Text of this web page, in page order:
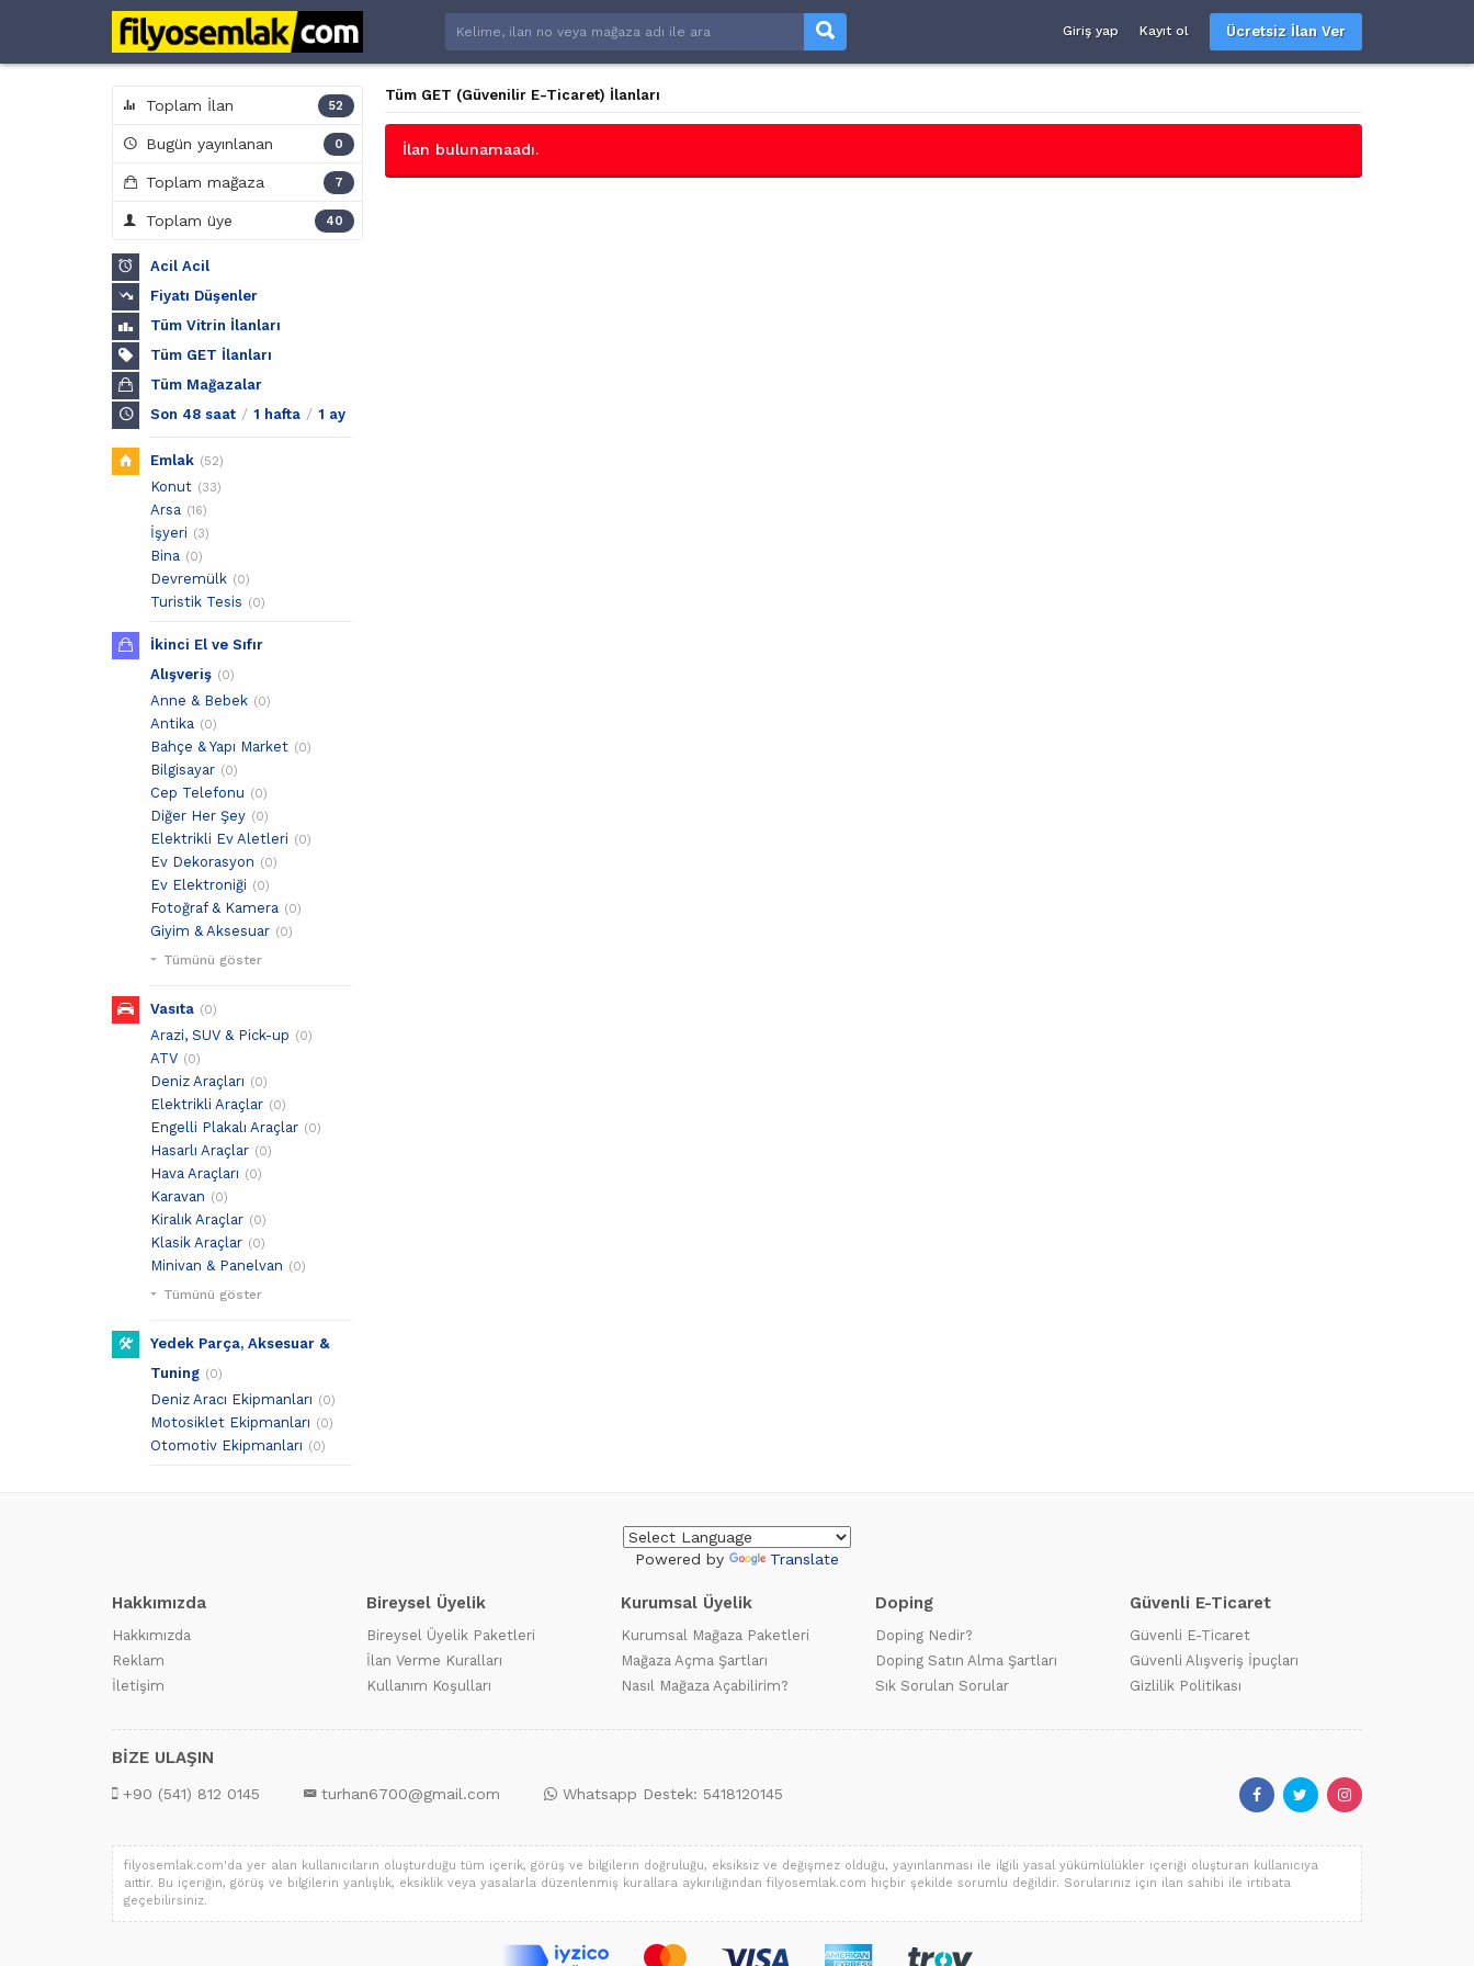
Giriş yap Kayıt ol Ücretsiz İlan Ver
Toplam İlan 52
Bugün yayınlanan 0
Toplam mağaza 7
Toplam üye 40
Acil Acil
Fiyatı Düşenler
Tüm Vitrin İlanları
Tüm GET İlanları
Tüm Mağazalar
Son 48 saat / 1 hafta / 1 ay
Emlak (52)
Konut (33)
Arsa (16)
İşyeri (3)
Bina (0)
Devremülk (0)
Turistik Tesis (0)
İkinci El ve Sıfır
Alışveriş (0)
Anne & Bebek (0)
Antika (0)
Bahçe & Yapı Market (0)
Bilgisayar (0)
Cep Telefonu (0)
Diğer Her Şey (0)
Elektrikli Ev Aletleri (0)
Ev Dekorasyon (0)
Ev Elektroniği (0)
Fotoğraf & Kamera (0)
Giyim & Aksesuar (0)
Tümünü göster
Vasıta (0)
Arazi, SUV & Pick-up (0)
ATV (0)
Deniz Araçları (0)
Elektrikli Araçlar (0)
Engelli Plakalı Araçlar (0)
Hasarlı Araçlar (0)
Hava Araçları (0)
Karavan (0)
Kiralık Araçlar (0)
Klasik Araçlar (0)
Minivan & Panelvan (0)
Tümünü göster
Yedek Parça, Aksesuar &
Tuning (0)
Deniz Aracı Ekipmanları (0)
Motosiklet Ekipmanları (0)
Otomotiv Ekipmanları (0)
Tüm GET (Güvenilir E-Ticaret) İlanları
İlan bulunamaadı.
Powered by Translate
Hakkımızda
Hakkımızda
Reklam
İletişim
Bireysel Üyelik
Bireysel Üyelik Paketleri
İlan Verme Kuralları
Kullanım Koşulları
Kurumsal Üyelik
Kurumsal Mağaza Paketleri
Mağaza Açma Şartları
Nasıl Mağaza Açabilirim?
Doping
Doping Nedir?
Doping Satın Alma Şartları
Sık Sorulan Sorular
Güvenli E-Ticaret
Güvenli E-Ticaret
Güvenli Alışveriş İpuçları
Gizlilik Politikası
BİZE ULAŞIN
+90 (541) 812 0145 turhan6700@gmail.com Whatsapp Destek: 5418120145
filyosemlak.com'da yer alan kullanıcıların oluşturduğu tüm içerik, görüş ve bilgilerin doğruluğu, eksiksiz ve değişmez olduğu, yayınlanması ile ilgili yasal yükümlülükler içeriği oluşturan kullanıcıya
aittir. Bu içeriğin, görüş ve bilgilerin yanlışlık, eksiklik veya yasalarla düzenlenmiş kurallara aykırılığından filyosemlak.com hiçbir şekilde sorumlu değildir. Sorularınız için ilan sahibi ile irtibata
geçebilirsiniz.